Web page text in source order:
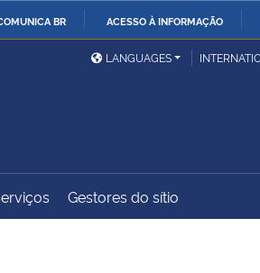
BR ACESSO À INFORMAÇÃO
Ministério das Relações
Exteriores
Controladoria-Geral da
LANGUAGES
Gestores do sítio